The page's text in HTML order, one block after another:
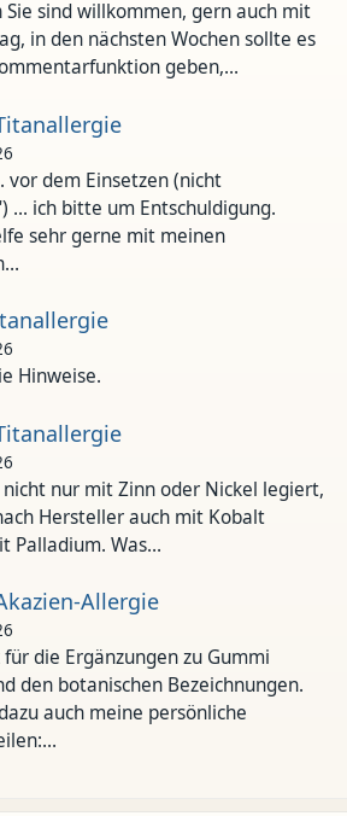
Sie sind willkommen, gern auch mit
in den nächsten Wochen sollte es
geben,…
vor dem Einsetzen (nicht
... ich bitte um Entschuldigung.
sehr gerne mit meinen
Hinweise.
nur mit Zinn oder Nickel legiert,
Hersteller auch mit Kobalt
Palladium. Was…
Allergie
die Ergänzungen zu Gummi
den botanischen Bezeichnungen.
auch meine persönliche